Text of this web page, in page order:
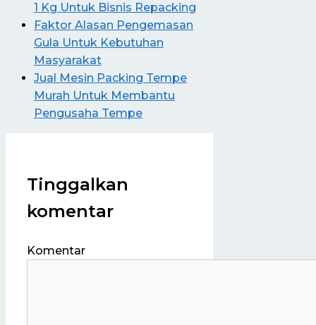
1 Kg Untuk Bisnis Repacking
Faktor Alasan Pengemasan
Gula Untuk Kebutuhan
Masyarakat
Jual Mesin Packing Tempe
Murah Untuk Membantu
Pengusaha Tempe
Tinggalkan
komentar
Komentar